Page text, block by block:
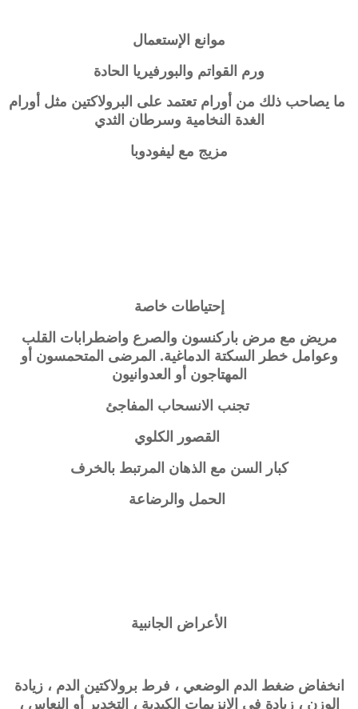
موانع الإستعمال
ورم القواتم والبورفيريا الحادة
ما يصاحب ذلك من أورام تعتمد على البرولاكتين مثل أورام
الغدة النخامية وسرطان الثدي
مزيج مع ليفودوبا
إحتياطات خاصة
مريض مع مرض باركنسون والصرع واضطرابات القلب
وعوامل خطر السكتة الدماغية. المرضى المتحمسون أو
المهتاجون أو العدوانيون
تجنب الانسحاب المفاجئ
القصور الكلوي
كبار السن مع الذهان المرتبط بالخرف
الحمل والرضاعة
الأعراض الجانبية
انخفاض ضغط الدم الوضعي ، فرط برولاكتين الدم ، زيادة
الوزن ، زيادة في الإنزيمات الكبدية ، التخدير أو النعاس ،